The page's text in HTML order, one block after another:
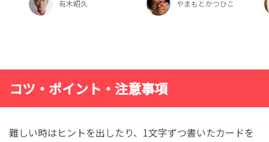
有木昭久 やまもとかつひこ
コツ・ポイント・注意事項
難しい時はヒントを出したり、1文字ずつ書いたカードを